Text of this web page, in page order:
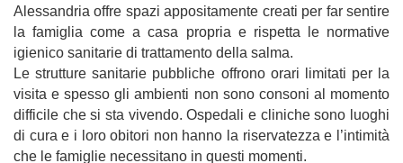
Alessandria offre spazi appositamente creati per far sentire
la famiglia come a casa propria e rispetta le normative
igienico sanitarie di trattamento della salma.
Le strutture sanitarie pubbliche offrono orari limitati per la
visita e spesso gli ambienti non sono consoni al momento
difficile che si sta vivendo. Ospedali e cliniche sono luoghi
di cura e i loro obitori non hanno la riservatezza e l’intimità
che le famiglie necessitano in questi momenti.